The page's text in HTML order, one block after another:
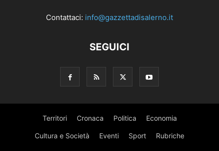
Contattaci: info@gazzettadisalerno.it
SEGUICI
Territori Cronaca Politica Economia
Cultura e Società Eventi Sport Rubriche